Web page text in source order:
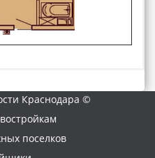
Краснодара ©
поселков